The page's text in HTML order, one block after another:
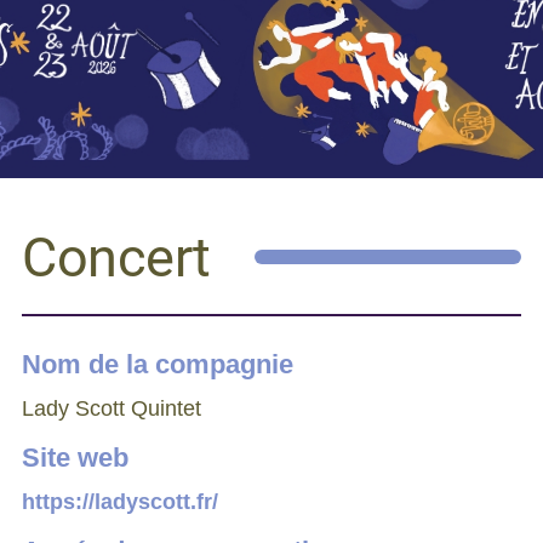
Concert
Nom de la compagnie
Lady Scott Quintet
Site web
https://ladyscott.fr/